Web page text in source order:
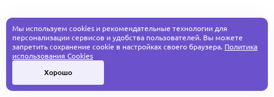
Мы используем cookies и рекомендательные технологии для
персонализации сервисов и удобства пользователей. Вы можете
запретить сохранение cookie в настройках своего браузера. Политика
использования Cookies
Хорошо